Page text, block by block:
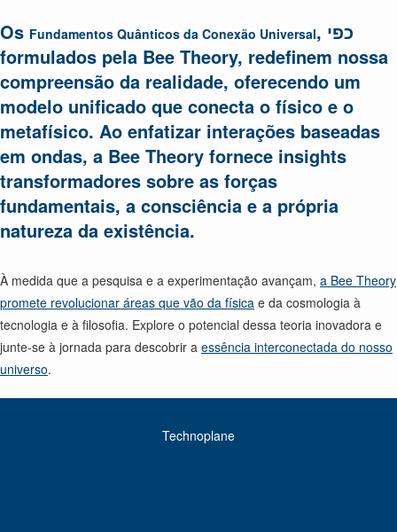
Os Fundamentos Quânticos da Conexão Universal, כפי
formulados pela Bee Theory, redefinem nossa
compreensão da realidade, oferecendo um
modelo unificado que conecta o físico e o
metafísico. Ao enfatizar interações baseadas
em ondas, a Bee Theory fornece insights
transformadores sobre as forças
fundamentais, a consciência e a própria
natureza da existência.
À medida que a pesquisa e a experimentação avançam, a Bee Theory
promete revolucionar áreas que vão da física e da cosmologia à
tecnologia e à filosofia. Explore o potencial dessa teoria inovadora e
junte-se à jornada para descobrir a essência interconectada do nosso
universo.
Technoplane